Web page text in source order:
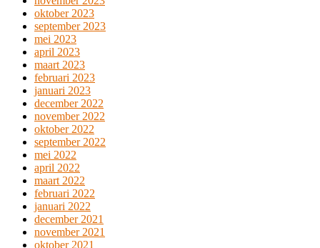
oktober 2023
september 2023
mei 2023
april 2023
maart 2023
februari 2023
januari 2023
december 2022
november 2022
oktober 2022
september 2022
mei 2022
april 2022
maart 2022
februari 2022
januari 2022
december 2021
november 2021
oktober 2021